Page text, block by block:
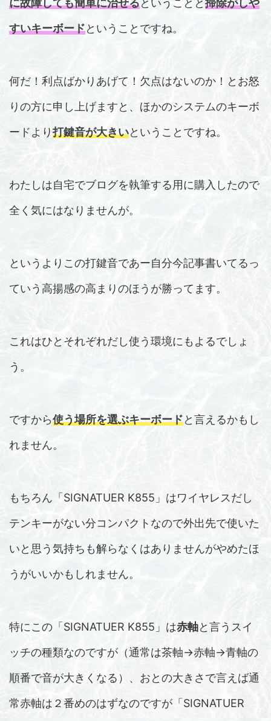
すいキーボードということですね。
何だ！利点ばかりあげて！欠点はないのか！とお怒
りの方に申し上げますと、ほかのシステムのキーボ
ードより打鍵音が大きいということですね。
わたしは自宅でブログを執筆する用に購入したので
全く気にはなりませんが。
というよりこの打鍵音であー自分今記事書いてるっ
ていう高揚感の高まりのほうが勝ってます。
これはひとそれぞれだし使う環境にもよるでしょ
う。
ですから使う場所を選ぶキーボードと言えるかもし
れません。
もちろん「SIGNATUER K855」はワイヤレスだし
テンキーがない分コンパクトなので外出先で使いた
いと思う気持ちも解らなくはありませんがやめたほ
うがいいかもしれません。
特にこの「SIGNATUER K855」は赤軸と言うスイ
ッチの種類なのですが（通常は茶軸→赤軸→青軸の
順番で音が大きくなる）、おとの大きさで言えば通
常赤軸は２番めのはずなのですが「SIGNATUER